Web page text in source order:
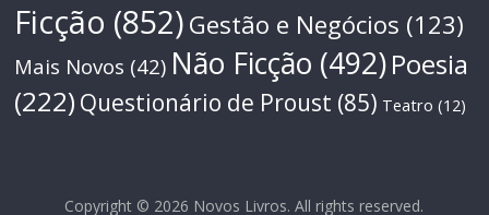
Ficção (852) Gestão e Negócios (123)
Mais Novos (42) Não Ficção (492)Poesia
(222) Questionário de Proust (85) Teatro (12)
Copyright © 2026 Novos Livros. All rights reserved.